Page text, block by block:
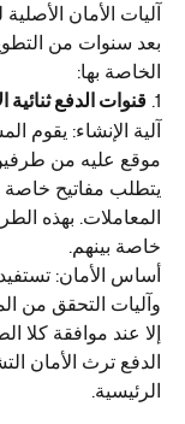
آليات الأمان
بعد سنوات من
الخاصة بها:
1. قنوات الدفع ثنائية
آلية الإنشاء: يقوم
موقع عليه من
يتطلب مفاتيح خاصة
المعاملات. بهذه
خاصة بينهم.
أساس الأمان:
وآليات التحقق من
إلا عند موافقة كلا
الدفع ترث الأمان
الرئيسية.